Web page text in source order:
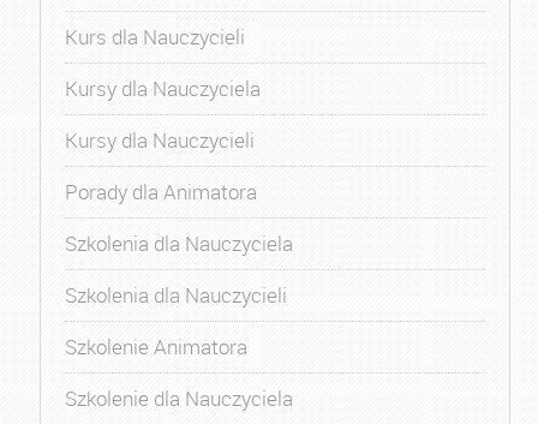
Kurs dla Nauczycieli
Kursy dla Nauczyciela
Kursy dla Nauczycieli
Porady dla Animatora
Szkolenia dla Nauczyciela
Szkolenia dla Nauczycieli
Szkolenie Animatora
Szkolenie dla Nauczyciela